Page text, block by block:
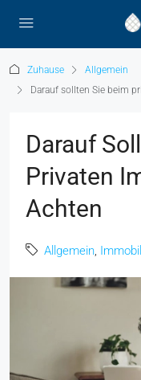
Zuhause
Allgemein
Darauf sollten Sie beim
Darauf
Privaten
Achten
Allgemein,